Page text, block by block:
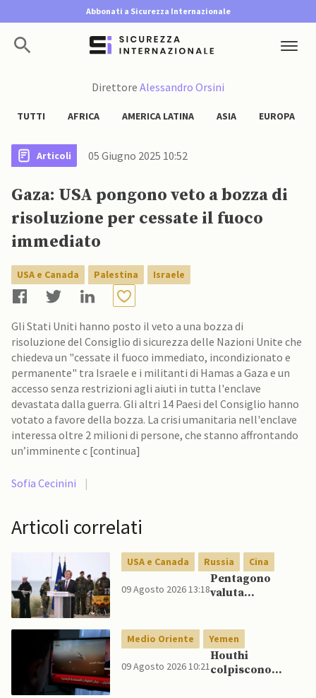
Abbonati a Sicurezza Internazionale
Direttore Alessandro Orsini
TUTTI AFRICA AMERICA LATINA ASIA EUROPA
Articoli 05 Giugno 2025 10:52
Gaza: USA pongono veto a bozza di
risoluzione per cessate il fuoco
immediato
USA e Canada Palestina Israele
Gli Stati Uniti hanno posto il veto a una bozza di
risoluzione del Consiglio di sicurezza delle Nazioni Unite che
chiedeva un "cessate il fuoco immediato, incondizionato e
permanente" tra Israele e i militanti di Hamas a Gaza e un
accesso senza restrizioni agli aiuti in tutta l'enclave
devastata dalla guerra. Gli altri 14 Paesi del Consiglio hanno
votato a favore della bozza. La crisi umanitaria nell'enclave
interessa oltre 2 milioni di persone, che stanno affrontando
un’imminente c [continua]
Sofia Cecinini |
Articoli correlati
USA e Canada Russia Cina
09 Agosto 2026 13:18
Pentagono
valuta
nucleare per
scoraggiare
Cina e Russia
senza innescare
Medio Oriente Yemen
09 Agosto 2026 10:21
Houthi
colpiscono